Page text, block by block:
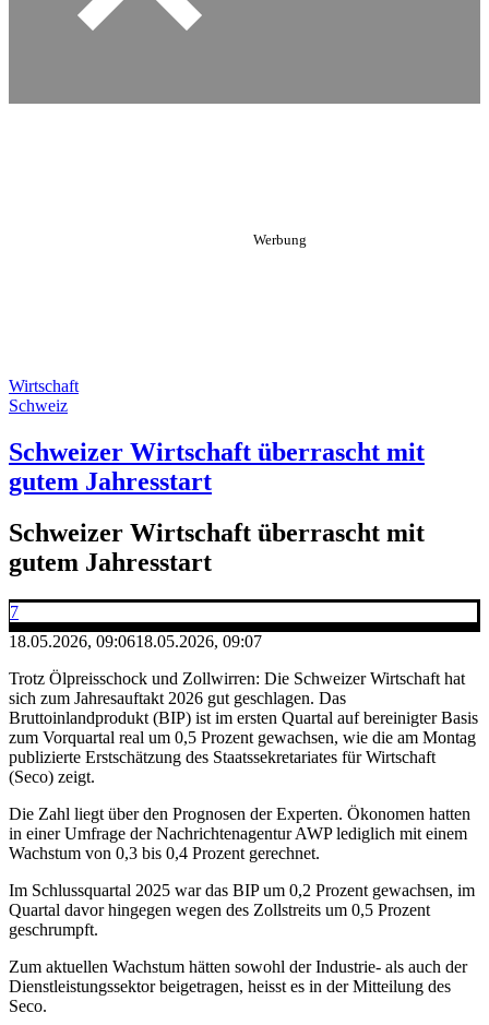
Wirtschaft
Schweiz
Schweizer Wirtschaft überrascht mit
gutem Jahresstart
Schweizer Wirtschaft überrascht mit
gutem Jahresstart
7
18.05.2026, 09:0618.05.2026, 09:07
Trotz Ölpreisschock und Zollwirren: Die Schweizer Wirtschaft hat
sich zum Jahresauftakt 2026 gut geschlagen. Das
Bruttoinlandprodukt (BIP) ist im ersten Quartal auf bereinigter Basis
zum Vorquartal real um 0,5 Prozent gewachsen, wie die am Montag
publizierte Erstschätzung des Staatssekretariates für Wirtschaft
(Seco) zeigt.
Die Zahl liegt über den Prognosen der Experten. Ökonomen hatten
in einer Umfrage der Nachrichtenagentur AWP lediglich mit einem
Wachstum von 0,3 bis 0,4 Prozent gerechnet.
Im Schlussquartal 2025 war das BIP um 0,2 Prozent gewachsen, im
Quartal davor hingegen wegen des Zollstreits um 0,5 Prozent
geschrumpft.
Zum aktuellen Wachstum hätten sowohl der Industrie- als auch der
Dienstleistungssektor beigetragen, heisst es in der Mitteilung des
Seco.